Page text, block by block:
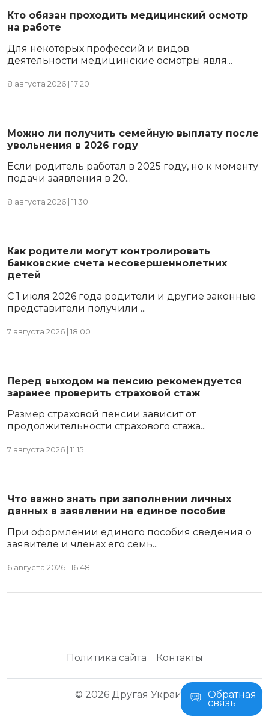
Кто обязан проходить медицинский осмотр
на работе
Для некоторых профессий и видов
деятельности медицинские осмотры явля...
8 августа 2026 | 17:20
Можно ли получить семейную выплату после
увольнения в 2026 году
Если родитель работал в 2025 году, но к моменту
подачи заявления в 20...
8 августа 2026 | 11:30
Как родители могут контролировать
банковские счета несовершеннолетних
детей
С 1 июля 2026 года родители и другие законные
представители получили ...
7 августа 2026 | 18:00
Перед выходом на пенсию рекомендуется
заранее проверить страховой стаж
Размер страховой пенсии зависит от
продолжительности страхового стажа...
7 августа 2026 | 11:15
Что важно знать при заполнении личных
данных в заявлении на единое пособие
При оформлении единого пособия сведения о
заявителе и членах его семь...
6 августа 2026 | 16:48
Обратная
связь
Политика сайта Контакты
© 2026 Другая Украина